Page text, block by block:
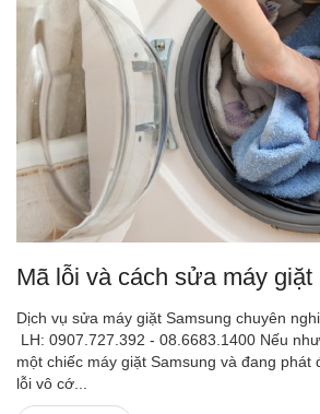
Mã lỗi và cách sửa máy giặt
Dịch vụ sửa máy giặt Samsung chuyên
LH: 0907.727.392 - 08.6683.1400 Nếu
một chiếc máy giặt Samsung và đang phát
lỗi vô cớ...